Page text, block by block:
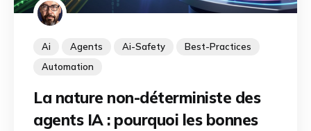
Ai Agents Ai-Safety
Best-Practices
Automation
La nature non-déterministe des
agents IA : pourquoi les bonnes